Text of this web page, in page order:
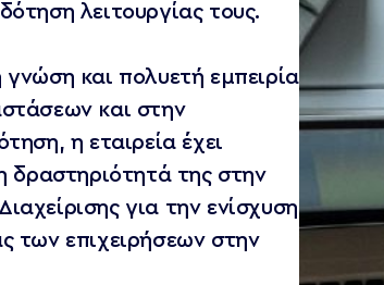
λειτουργίας τους.
και πολυετή εμπειρία
και στην
η εταιρεία έχει
δραστηριότητά της στην
για την ενίσχυση
των επιχειρήσεων στην